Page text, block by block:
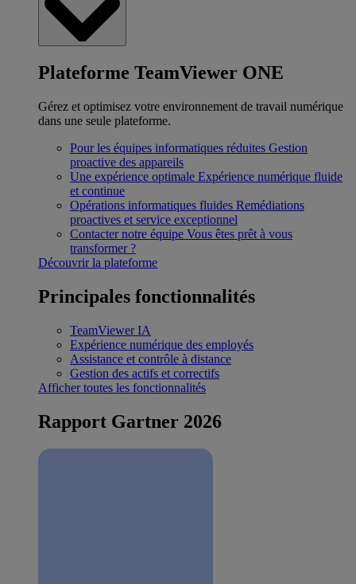
Plateforme TeamViewer ONE
Gérez et optimisez votre environnement de travail numérique
dans une seule plateforme.
Pour les équipes informatiques réduites Gestion
proactive des appareils
Une expérience optimale Expérience numérique fluide
et continue
Opérations informatiques fluides Remédiations
proactives et service exceptionnel
Contacter notre équipe Vous êtes prêt à vous
transformer ?
Découvrir la plateforme
Principales fonctionnalités
TeamViewer IA
Expérience numérique des employés
Assistance et contrôle à distance
Gestion des actifs et correctifs
Afficher toutes les fonctionnalités
Rapport Gartner 2026